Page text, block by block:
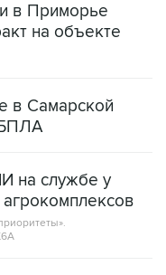
в Приморье
на объекте
в Самарской
БПЛА
на службе у